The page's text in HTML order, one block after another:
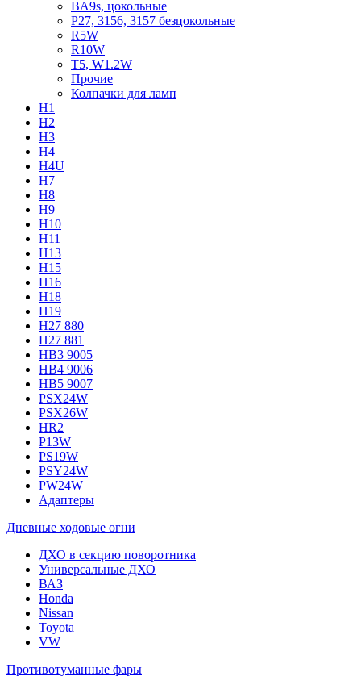
BA9s, цокольные
P27, 3156, 3157 безцокольные
R5W
R10W
T5, W1.2W
Прочие
Колпачки для ламп
H1
H2
H3
H4
H4U
H7
H8
H9
H10
H11
H13
H15
H16
H18
H19
H27 880
H27 881
HB3 9005
HB4 9006
HB5 9007
PSX24W
PSX26W
HR2
P13W
PS19W
PSY24W
PW24W
Адаптеры
Дневные ходовые огни
ДХО в секцию поворотника
Универсальные ДХО
ВАЗ
Honda
Nissan
Toyota
VW
Противотуманные фары